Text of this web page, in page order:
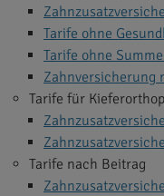
Tarife ohne
Tarife ohne
Tarife für
Tarife nach Beitrag